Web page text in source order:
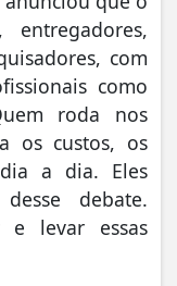
entregadores,
com
como
roda nos
os custos, os
a dia. Eles
debate.
e levar essas